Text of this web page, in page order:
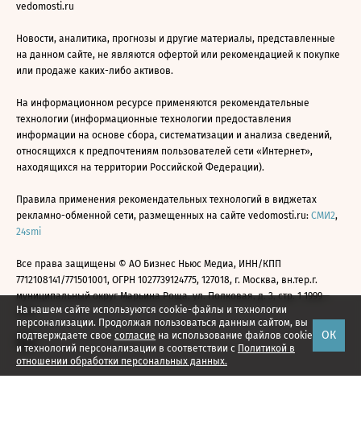
На нашем сайте используются cookie-файлы и технологии
персонализации. Продолжая пользоваться данным сайтом, вы
подтверждаете свое согласие на использование файлов cookie
и технологий персонализации в соответствии с Политикой в
отношении обработки персональных данных.
ОК
vedomosti.ru
Новости, аналитика, прогнозы и другие материалы, представленные
на данном сайте, не являются офертой или рекомендацией к покупке
или продаже каких-либо активов.
На информационном ресурсе применяются рекомендательные
технологии (информационные технологии предоставления
информации на основе сбора, систематизации и анализа сведений,
относящихся к предпочтениям пользователей сети «Интернет»,
находящихся на территории Российской Федерации).
Правила применения рекомендательных технологий в виджетах
рекламно-обменной сети, размещенных на сайте vedomosti.ru: СМИ2,
24smi
Все права защищены © АО Бизнес Ньюс Медиа, ИНН/КПП
7712108141/771501001, ОГРН 1027739124775, 127018, г. Москва, вн.тер.г.
муниципальный округ Марьина Роща, ул. Полковая, д. 3, стр. 1 1999—
2026